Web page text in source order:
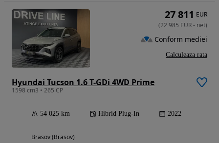
Hyundai Tucson 1.6 T-GDi 4WD Prime
1598 cm3 • 265 CP
54 025 km Hibrid Plug-In 2022
Brasov (Brasov)
27 811 EUR
(22 985 EUR- net)
Conform mediei
Calculeaza rata